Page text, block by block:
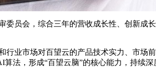
会，综合三年的营收成长性、创新成
市场对百望云的产品技术实力、市场
法，形成“百望云脑”的核心能力，持续